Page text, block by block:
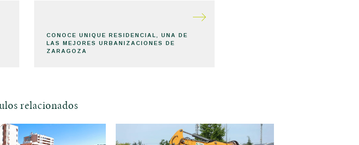
CONOCE UNIQUE RESIDENCIAL, UNA DE
LAS MEJORES URBANIZACIONES DE
ZARAGOZA
relacionados